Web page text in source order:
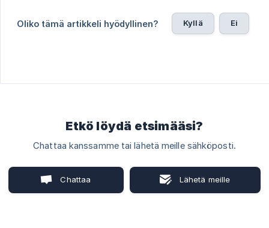
Oliko tämä artikkeli hyödyllinen? Kyllä Ei
Etkö löydä etsimääsi?
Chattaa kanssamme tai lähetä meille sähköposti.
Chattaa Lähetä meille